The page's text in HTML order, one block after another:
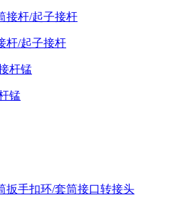
杆/起子接杆
锰